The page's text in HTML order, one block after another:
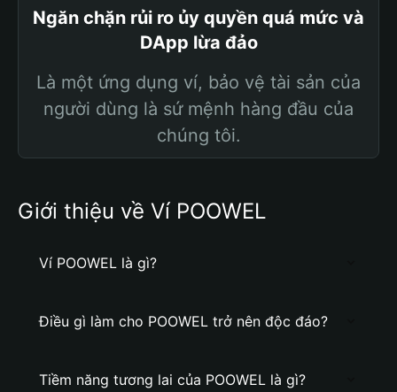
Ngăn chặn rủi ro ủy quyền quá mức và
DApp lừa đảo
Là một ứng dụng ví, bảo vệ tài sản của
người dùng là sứ mệnh hàng đầu của
chúng tôi.
Giới thiệu về Ví POOWEL
Ví POOWEL là gì?
Điều gì làm cho POOWEL trở nên độc đáo?
Tiềm năng tương lai của POOWEL là gì?